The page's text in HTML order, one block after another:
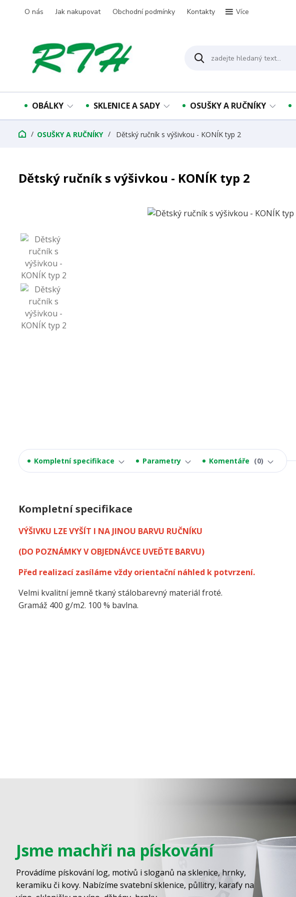
O nás Jak nakupovat Obchodní podmínky Kontakty Více
OBÁLKY SKLENICE A SADY OSUŠKY A RUČNÍKY
OSUŠKY A RUČNÍKY Dětský ručník s výšivkou - KONÍK typ 2
Dětský ručník s výšivkou - KONÍK typ 2
Kompletní specifikace Parametry Komentáře 0
Kompletní specifikace
VÝŠIVKU LZE VYŠÍT I NA JINOU BARVU RUČNÍKU
(DO POZNÁMKY V OBJEDNÁVCE UVEĎTE BARVU)
Před realizací zasíláme vždy orientační náhled k potvrzení.
Velmi kvalitní jemně tkaný stálobarevný materiál froté.
Gramáž 400 g/m2. 100 % bavlna.
Jsme machři na pískování
Provádíme pískování log, motivů i sloganů na sklenice, hrnky,
keramiku či kovy. Nabízíme svatební sklenice, půllitry, karafy na